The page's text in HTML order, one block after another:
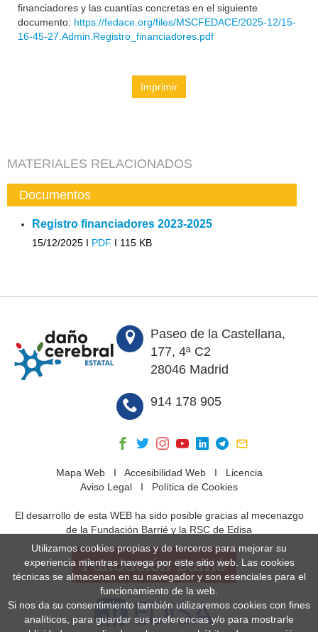
financiadores y las cuantías concretas en el siguiente
documento: https://fedace.org/files/MSCFEDACE/2025-12/15-
16-45-27.Admin.Registro_financiadores.pdf
Imprimir
MATERIALES RELACIONADOS
Documentos
Registro financiadores 2023-2025
15/12/2025 I PDF I 115 KB
Paseo de la Castellana,
177, 4ª C2
28046 Madrid
914 178 905
Mapa WebI Accesibilidad WebI Licencia
Aviso Legal I Política de Cookies
El desarrollo de esta WEB ha sido posible gracias al mecenazgo
de la Fundación Barrié y la RSC de Edisa
Utilizamos cookies propias y de terceros para mejorar su
experiencia mientras navega por este sitio web. Las cookies
técnicas se almacenan en su navegador y son esenciales para el
funcionamiento de la web.
Si nos da su consentimiento también utilizaremos cookies con fines
analíticos, para guardar sus preferencias y/o para mostrarle